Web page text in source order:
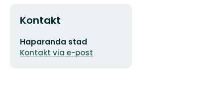
Kontakt
E-
postadress
Haparanda stad
Kontakt via e-post